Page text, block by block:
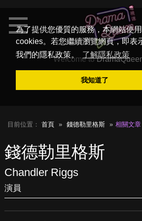
為了提供您優質的服務，本網站使用
cookies。若您繼續瀏覽網頁，即表
我們的隱私政策。
了解隱私政策
我知道了
Welcome to
目前位置： 首頁 錢德勒里格斯 相關文章
錢德勒里格斯
Chandler Riggs
演員